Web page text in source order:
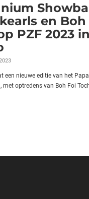
en Boh
PZF 2023 in
een nieuwe editie van het
met optredens van Boh Foi